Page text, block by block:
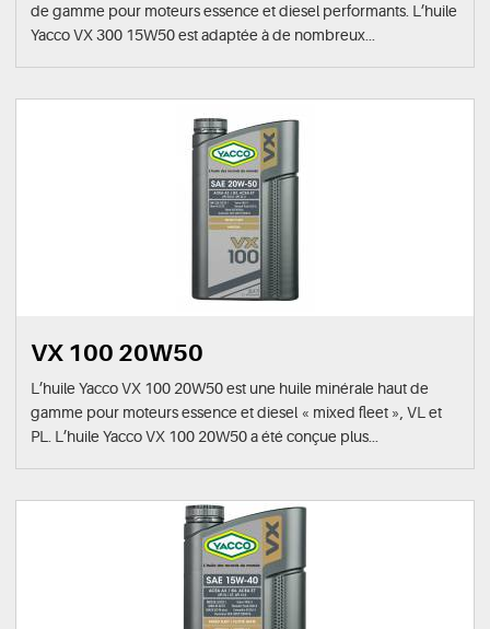
de gamme pour moteurs essence et diesel performants. L’huile
Yacco VX 300 15W50 est adaptée à de nombreux...
VX 100 20W50
L’huile Yacco VX 100 20W50 est une huile minérale haut de
gamme pour moteurs essence et diesel « mixed fleet », VL et
PL. L’huile Yacco VX 100 20W50 a été conçue plus...